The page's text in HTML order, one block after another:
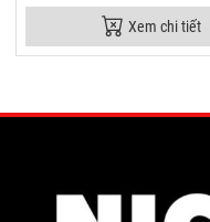
Xem chi tiết